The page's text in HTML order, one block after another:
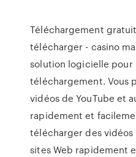
Téléchargement
télécharger - casino
solution logicielle pour
téléchargement. Vous
vidéos de YouTube et
rapidement et
télécharger des vidéos
sites Web rapidement